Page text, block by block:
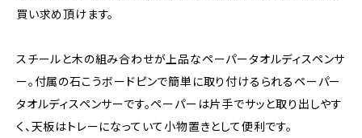
買い求め頂けます。
スチールと木の組み合わせが上品なペーパータオルディスペンサ
ー。付属の石こうボードピンで簡単に取り付けるられるペーパー
タオルディスペンサーです。ペーパーは片手でサッと取り出しやす
く、天板はトレーになっていて小物置きとして便利です。